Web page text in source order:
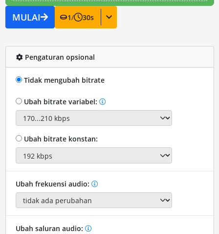
MULAI 1/ 30s
Pengaturan opsional
Tidak mengubah bitrate
Ubah bitrate variabel:
Ubah bitrate konstan:
Ubah frekuensi audio:
Ubah saluran audio: